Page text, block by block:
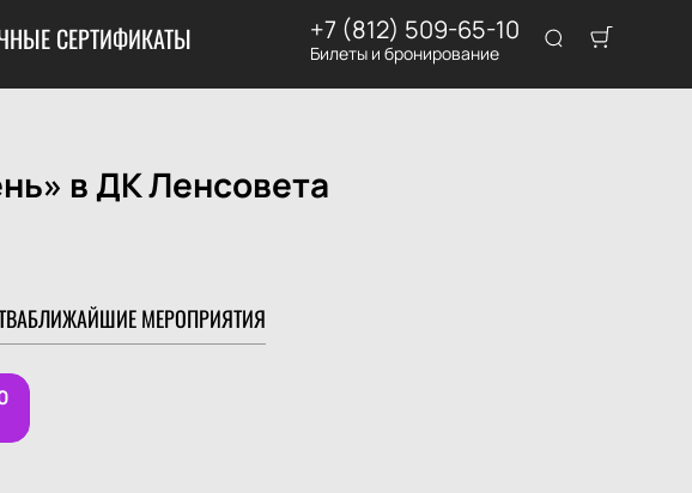
СЕРТИФИКАТЫ +7 (812) 509-65-10
Билеты и бронирование
в ДК Ленсовета
БЛИЖАЙШИЕ МЕРОПРИЯТИЯ